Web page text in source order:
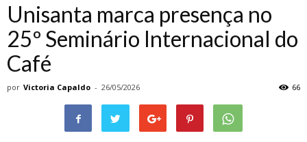
Unisanta marca presença no
25º Seminário Internacional do
Café
por Victoria Capaldo - 26/05/2026 66